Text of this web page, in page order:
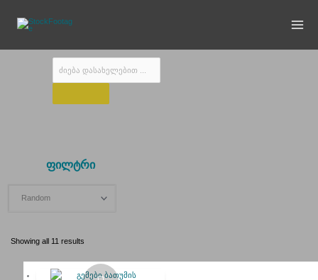
content
search
ფილტრი
Showing all 11 results